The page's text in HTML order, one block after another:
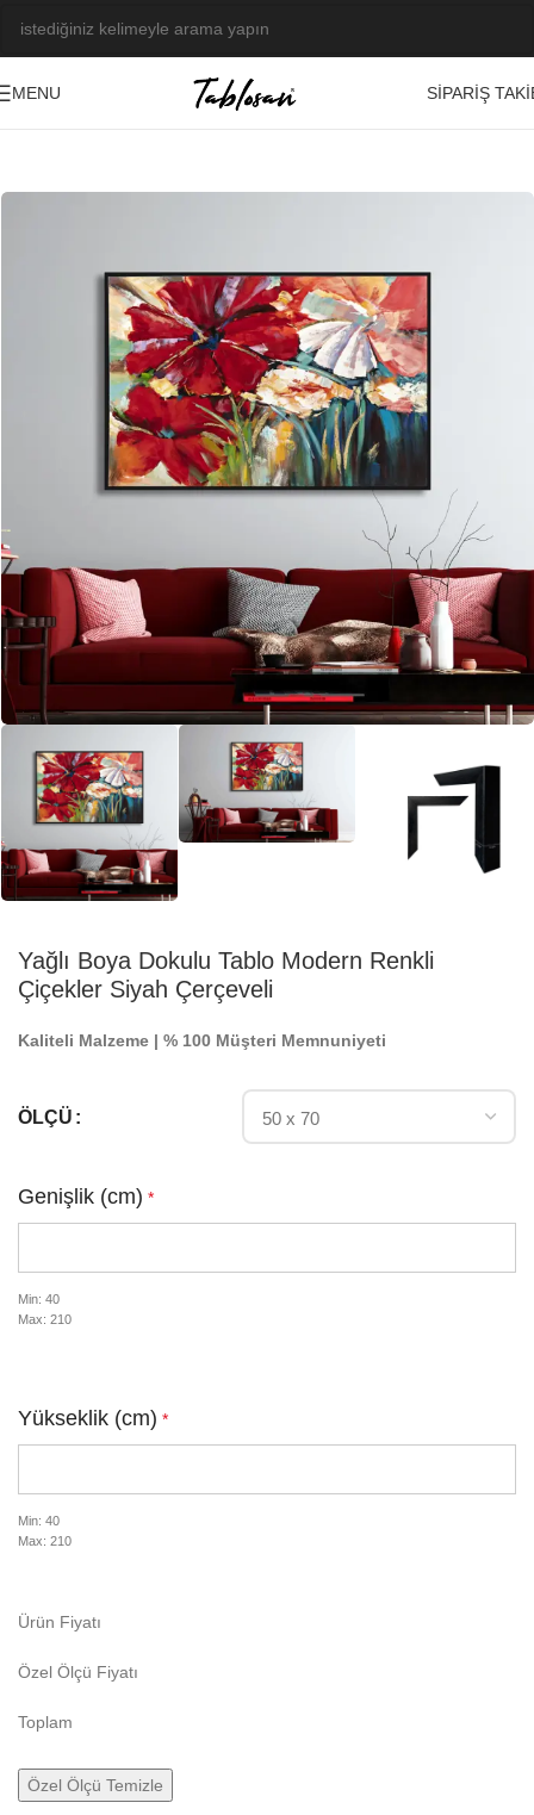
MENU
SIPARIŞ
Yağlı Boya Dokulu Tablo Modern Renkli
Çiçekler Siyah Çerçeveli
Kaliteli Malzeme | % 100 Müşteri Memnuniyeti
ÖLÇÜ
Genişlik (cm) *
Min: 40
Max: 210
Yükseklik (cm) *
Min: 40
Max: 210
Ürün Fiyatı
Özel Ölçü Fiyatı
Toplam
Özel Ölçü Temizle